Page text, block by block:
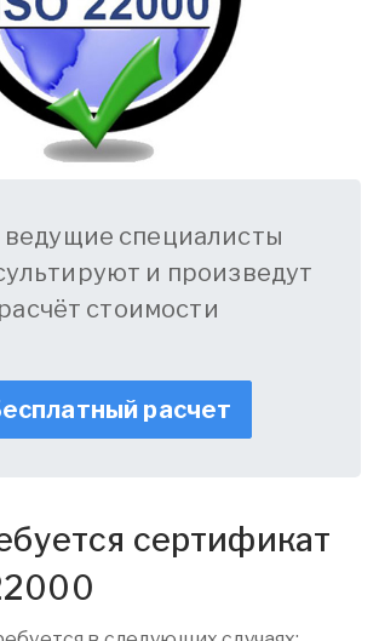
специалисты
и произведут
расчёт стоимости
расчет
сертификат